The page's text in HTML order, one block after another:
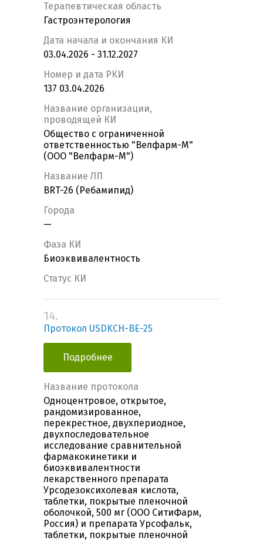
Терапевтическая область
Гастроэнтерология
Дата начала и окончания КИ
03.04.2026 - 31.12.2027
Номер и дата РКИ
137 03.04.2026
Название организации,
проводящей КИ
Общество с ограниченной
ответственностью "Велфарм-М"
(ООО "Велфарм-М")
Название ЛП
BRT-26 (Ребамипид)
Города
—
Фаза КИ
Биоэквивалентность
Статус КИ
14.
Протокол USDKCH-BE-25
Подробнее
Название протокола
Одноцентровое, открытое,
рандомизированное,
перекрестное, двухпериодное,
двухпоследовательное
исследование сравнительной
фармакокинетики и
биоэквивалентности
лекарственного препарата
Урсодезоксихолевая кислота,
таблетки, покрытые пленочной
оболочкой, 500 мг (ООО СитиФарм,
Россия) и препарата Урсофальк,
таблетки, покрытые пленочной